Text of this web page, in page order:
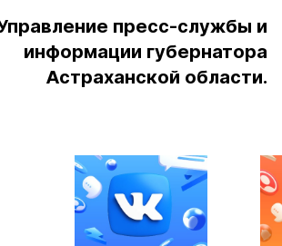
пресс-службы и
информации губернатора
Астраханской области.